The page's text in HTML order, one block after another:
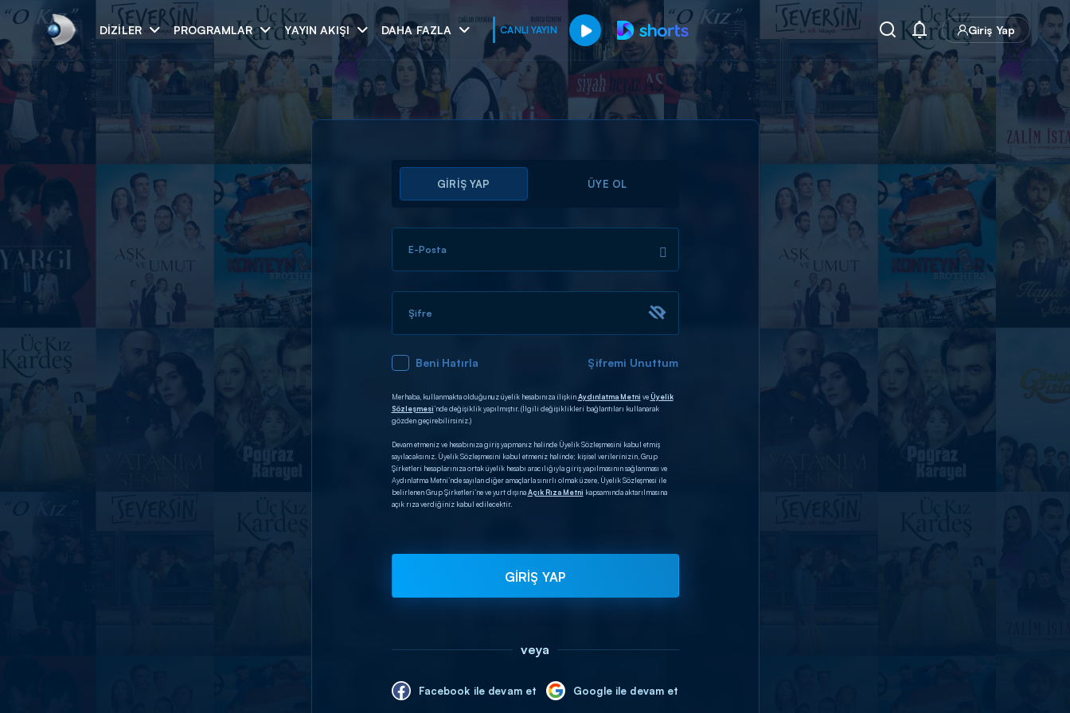
DIZILER PROGRAMLAR YAYIN AKIŞI DAHA FAZLA CANLI YAYIN Giriş Yap
Arama
ARAMA SONUÇLARI
GİRİŞ YAP ÜYE OL
E-Posta
Şifre
Beni Hatırla Şifremi Unuttum
Merhaba, kullanmakta olduğunuz üyelik hesabınıza ilişkinAydınlatma Metni veÜyelik
Sözleşmesi’nde değişiklik yapılmıştır. (İlgili değişiklikleri bağlantıları kullanarak
gözden geçirebilirsiniz.)
Devam etmeniz ve hesabınıza giriş yapmanız halinde Üyelik Sözleşmesini kabul etmiş
sayılacaksınız. Üyelik Sözleşmesini kabul etmeniz halinde; kişisel verilerinizin, Grup
Şirketleri hesaplarınıza ortak üyelik hesabı aracılığıyla giriş yapılmasının sağlanması ve
Aydınlatma Metni’nde sayılan diğer amaçlarla sınırlı olmak üzere, Üyelik Sözleşmesi ile
belirlenen Grup Şirketleri’ne ve yurt dışınaAçık Rıza Metni kapsamında aktarılmasına
açık rıza verdiğiniz kabul edilecektir.
GİRİŞ YAP
veya
Facebook ile devam et Google ile devam et